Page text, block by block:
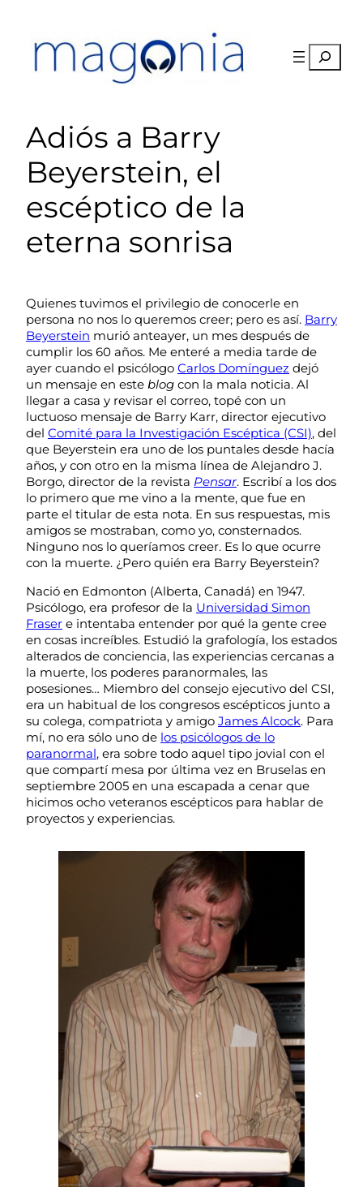
contenido
Buscar
Adiós a Barry
Beyerstein, el
escéptico de la
eterna sonrisa
Quienes tuvimos el privilegio de conocerle en
persona no nos lo queremos creer; pero es así. Barry
Beyerstein murió anteayer, un mes después de
cumplir los 60 años. Me enteré a media tarde de
ayer cuando el psicólogo Carlos Domínguez dejó
un mensaje en este blog con la mala noticia. Al
llegar a casa y revisar el correo, topé con un
luctuoso mensaje de Barry Karr, director ejecutivo
del Comité para la Investigación Escéptica (CSI), del
que Beyerstein era uno de los puntales desde hacía
años, y con otro en la misma línea de Alejandro J.
Borgo, director de la revista Pensar. Escribí a los dos
lo primero que me vino a la mente, que fue en
parte el titular de esta nota. En sus respuestas, mis
amigos se mostraban, como yo, consternados.
Ninguno nos lo queríamos creer. Es lo que ocurre
con la muerte. ¿Pero quién era Barry Beyerstein?
Nació en Edmonton (Alberta, Canadá) en 1947.
Psicólogo, era profesor de la Universidad Simon
Fraser e intentaba entender por qué la gente cree
en cosas increíbles. Estudió la grafología, los estados
alterados de conciencia, las experiencias cercanas a
la muerte, los poderes paranormales, las
posesiones… Miembro del consejo ejecutivo del CSI,
era un habitual de los congresos escépticos junto a
su colega, compatriota y amigo James Alcock. Para
mí, no era sólo uno de los psicólogos de lo
paranormal, era sobre todo aquel tipo jovial con el
que compartí mesa por última vez en Bruselas en
septiembre 2005 en una escapada a cenar que
hicimos ocho veteranos escépticos para hablar de
proyectos y experiencias.